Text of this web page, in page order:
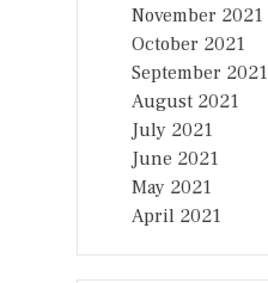
November 2021
October 2021
September 2021
August 2021
July 2021
June 2021
May 2021
April 2021